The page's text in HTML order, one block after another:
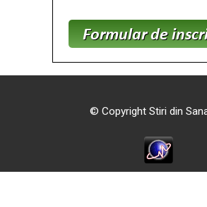
© Copyright Stiri din